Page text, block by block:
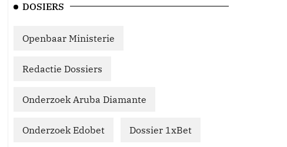
DOSIERS
Openbaar Ministerie
Redactie Dossiers
Onderzoek Aruba Diamante
Onderzoek Edobet Dossier 1xBet